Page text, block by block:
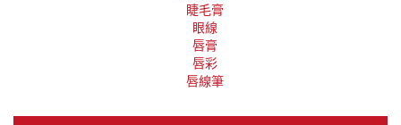
睫毛膏
眼線
唇膏
唇彩
唇線筆